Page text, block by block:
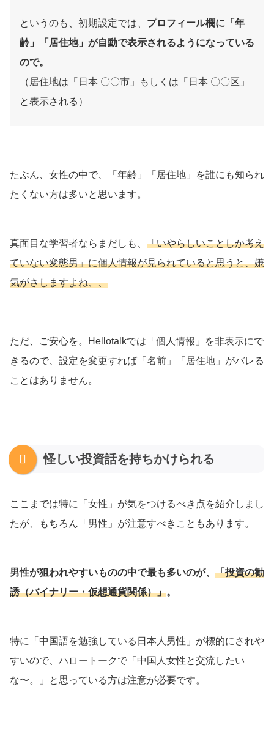
というのも、初期設定では、 プロフィール欄に「年
齢」「居住地」が自動で表示されるようになっている
ので。
（居住地は「日本 〇〇市」もしくは「日本 〇〇区」
と表示される）
たぶん、女性の中で、「年齢」「居住地」を誰にも知られ
たくない方は多いと思います。
真面目な学習者ならまだしも、 「いやらしいことしか考え
ていない変態男」に個人情報が見られていると思うと、嫌
気がさしますよね、、
ただ、ご安心を。Hellotalkでは「個人情報」を非表示にで
きるので、設定を変更すれば「名前」「居住地」がバレる
ことはありません。
怪しい投資話を持ちかけられる
ここまでは特に「女性」が気をつけるべき点を紹介しまし
たが、もちろん「男性」が注意すべきこともあります。
男性が狙われやすいものの中で最も多いのが、 「投資の勧
誘（バイナリー・仮想通貨関係）」。
特に「中国語を勉強している日本人男性」が標的にされや
すいので、ハロートークで「中国人女性と交流したい
な〜。」と思っている方は注意が必要です。